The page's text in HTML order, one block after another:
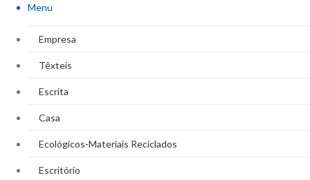
Menu
Empresa
Têxteis
Escrita
Casa
Ecológicos-Materiais Reciclados
Escritório